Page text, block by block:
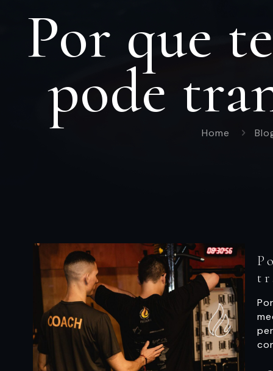
Por que
pode
Home